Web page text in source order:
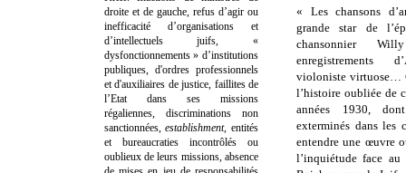
« Les chansons
grande star de
chansonnier
enregistrements
violoniste virtuose…
l’histoire oubliée de
années 1930,
exterminés dans les
entendre une œuvre
l’inquiétude face
droite et de gauche, refus d’agir ou
inefficacité d’organisations et
d’intellectuels juifs, «
dysfonctionnements » d’institutions
publiques, d'ordres professionnels
et d'auxiliaires de justice, faillites de
l’Etat dans ses missions
régaliennes, discriminations non
sanctionnées,establishment, entités
et bureaucraties incontrôlés ou
oublieux de leurs missions, absence